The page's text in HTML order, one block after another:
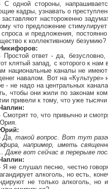
С одной стороны,
кадры, узнавать о
заставляют настороженно
что предложение
и предложения,
к коллективному безумию?
Никифоров:
Простой ответ - да,
клятый запад, с которого к
национальные каналы не
навалом. Вот на «Культуре»
- не надо на центральных
чтобы они жили по законам
привели к тому, что уже
Смотрят то, что привычно и
Юрий:
Да, такой вопрос. Вот тут
например, иметь
Даже вот сейчас в перерыве
Я не слушал песню, честно
алкоголь, но есть,
не только алкоголь, но